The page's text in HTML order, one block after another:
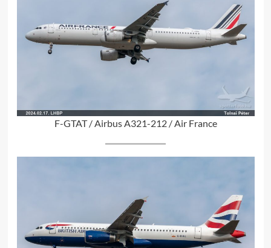
F-GTAT / Airbus A321-212 / Air France